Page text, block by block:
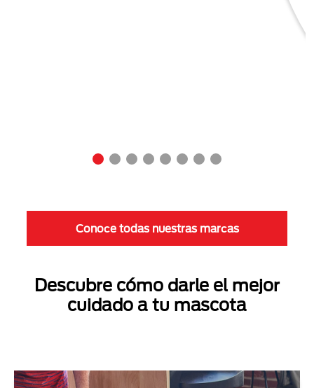
Conoce todas nuestras marcas
Descubre cómo darle el mejor
cuidado a tu mascota